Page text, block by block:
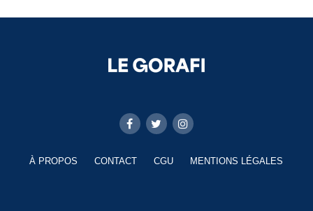
À PROPOS CONTACT CGU MENTIONS LÉGALES